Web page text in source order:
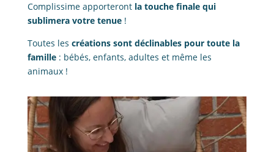
Complissime apporteront la touche finale qui
sublimera votre tenue !
Toutes les créations sont déclinables pour toute la
famille: bébés, enfants, adultes et même les
animaux !